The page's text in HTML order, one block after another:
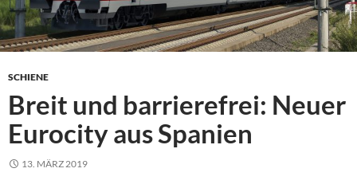
SCHIENE
Breit und barrierefrei: Neuer
Eurocity aus Spanien
13. MÄRZ 2019